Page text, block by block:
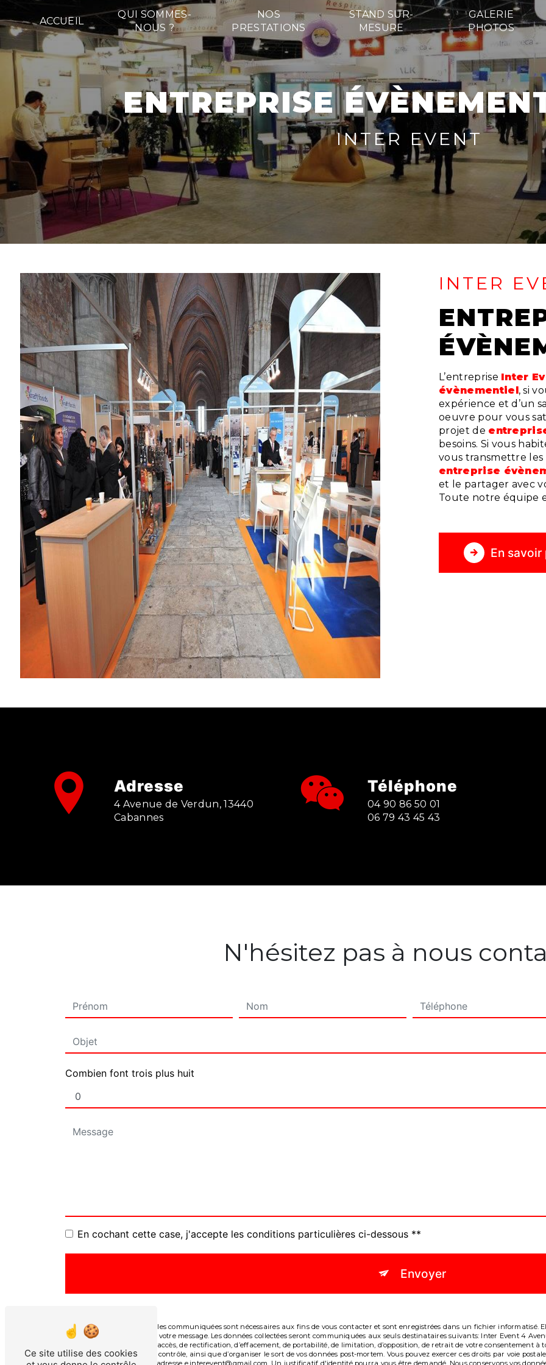
ACCUEIL
QUI SOMMES-
NOUS ?
NOS
PRESTATIONS
STAND SUR-
MESURE
GALERIE
PHOTOS
ENTREPRISE
INTER EVENT
INTER
ENTREPRISE
L’entreprise Inter
évènementiel, si
expérience et d’un
oeuvre pour vous
projet de
besoins. Si vous
vous transmettre les
entreprise
et le partager avec
Toute notre équipe
En savoir
Adresse
4 Avenue de Verdun, 13440
Cabannes
Téléphone
04 90 86 50 01
06 79 43 45 43
N'hésitez pas à nous
Combien font trois plus huit
En cochant cette case, j'accepte les conditions particulières ci-dessous **
Envoyer
** Les données personnelles communiquées sont nécessaires aux fins de vous contacter et sont enregistrées dans un fichier informatisé.
le seul but de répondre à votre message. Les données collectées seront communiquées aux seuls destinataires suivants: Inter Event 4
Vous disposez de droits d’accès, de rectification, d’effacement, de portabilité, de limitation, d’opposition, de retrait de votre
auprès d’une autorité de contrôle, ainsi que d’organiser le sort de vos données post-mortem. Vous pouvez exercer ces droits par voie
courrier électronique à l'adresse e.interevent@gmail.com. Un justificatif d'identité pourra vous être demandé. Nous conservons vos
Panneau de gestion des cookies
Ce site utilise des cookies